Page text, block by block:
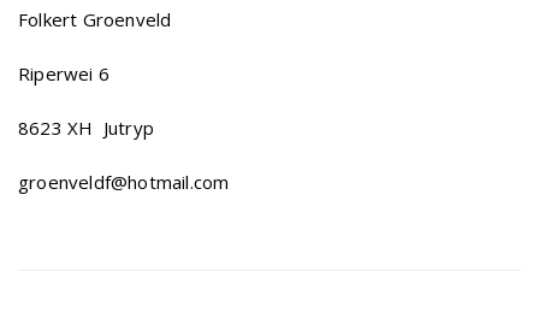
Folkert Groenveld
Riperwei 6
8623 XH Jutryp
groenveldf@hotmail.com